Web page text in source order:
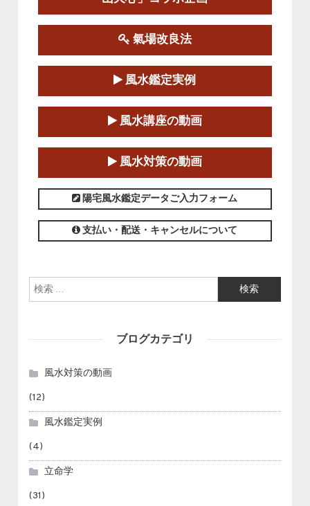
この講座の募集は終了しました。
第１８期立命塾『実践的易学講座』
2025-06-21～2025-08-24
この講座の募集は終了しました。
第１８期立命塾「実践的四柱立命学（四
柱推命学）講座」
2025-01-11～2025-05-11
この講座の募集は終了しました。
氣場改良法
風水鑑定実例
風水講座の動画
風水対策の動画
陽宅風水鑑定データご入力フォーム
支払い・配送・キャンセルについて
検索:
ブログカテゴリ
風水対策の動画
(12)
風水鑑定実例
(4)
立命学
(31)